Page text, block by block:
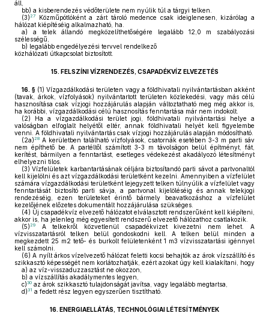
áll,
bb) a kisberendezés védőterülete nem nyúlik túl a tárgyi telken.
(3)27
Közműpótlóként a zárt tároló medence csak ideiglenesen, kizárólag a
hálózat kiépítéséig alkalmazható, ha.
a) a telek állandó megközelíthetőségére legalább 12,0 m szabályozási
szélességű,
b) legalább engedélyezési tervvel rendelkező
közhálózati útkapcsolat biztosított.
15. FELSZÍNI VÍZRENDEZÉS, CSAPADÉKVÍZ ELVEZETÉS
16. § (1) Vízgazdálkodási területen vagy a földhivatali nyilvántartásban akként
(tavak, árkok, vízfolyások) nyilvántartott területen közlekedési, vagy más célú
hasznosítása csak vízjogi hozzájárulás alapján változtatható meg még akkor is,
ha korábbi, vízgazdálkodási célú hasznosítás fenntartása már nem indokolt.
(2) Ha a vízgazdálkodási terület jogi, földhivatali nyilvántartási helye a
valóságban elfoglalt helyétől eltér, annak földhivatali helyét kell figyelembe
venni. A földhivatali nyilvántartás csak vízjogi hozzájárulás alapján módosítható.
(2a)28 A kerületben található vízfolyások, csatornák esetében 3-3 m parti sáv
nem építhető be. A partéltől számított 3-3 m távolságon belül építményt, fát,
kerítést, bármilyen a fenntartást, esetleges védekezést akadályozó létesítményt
elhelyezni tilos.
(3) Vízfelületek karbantartásának céljára biztosítandó parti sávot a partvonaltól
kell kijelölni és azt vízgazdálkodási területként kezelni. Amennyiben a vízfelület
számára vízgazdálkodási területként lejegyzett telken túlnyúlik a vízfelület vagy
fenntartását biztosító parti sávja, a partvonal kijelöléséig és annak telekjogi
rendezéséig, ezen területeket érintő bármely beavatkozáshoz a vízfelület
kezelőjének előzetes dokumentált hozzájárulása szükséges.
(4) Új csapadékvíz elvezető hálózatot elválasztott rendszerűként kell kiépíteni,
akkor is, ha jelenleg még egyesített rendszerű elvezető hálózathoz csatlakozik.
(5)29
A telkekről közvetlenül csapadékvizet kivezetni nem lehet. A
vízvisszatartásról telken belül gondoskodni kell. A telken belül minden a
megkezdett 25 m2 tető- és burkolt felületenként 1 m3 vízvisszatartási igénnyel
kell számolni.
(6) A nyílt árkos vízelvezető hálózat feletti kocsi behajtók az árok vízszállító és
szikkasztó képességét nem korlátozhatják, ezért azokat úgy kell kialakítani, hogy
a) az víz-visszaduzzasztást ne okozzon,
b) a vízszállítás akadálymentes legyen,
c)30 az árok szikkasztó tulajdonságát javítsa, vagy legalább megtartsa,
d)31 a fedett rész legyen egyszerűen tisztítható.
16. ENERGIAELLÁTÁS, TECHNOLÓGIAI LÉTESÍTMÉNYEK